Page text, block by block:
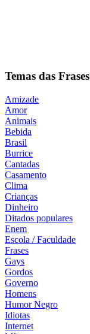
Temas das Frases
Amizade
Amor
Animais
Bebida
Brasil
Burrice
Cantadas
Casamento
Clima
Crianças
Dinheiro
Ditados populares
Enem
Escola / Faculdade
Frases
Gays
Gordos
Governo
Homens
Humor Negro
Idiotas
Internet